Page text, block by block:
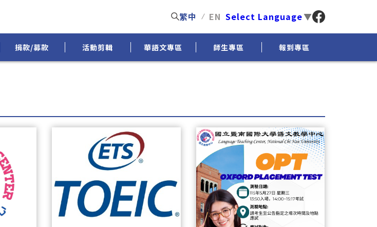
繁中 EN Select Language▼
捐款/募款 活動剪輯 華語文專區 師生專區 報到專區